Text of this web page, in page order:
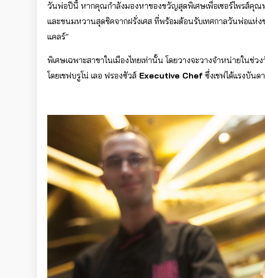
วันพ่อปีนี้ หากคุณกำลังมองหาของขวัญสุดพิเศษเพื่อเซอร์ไพรส์คุณ
และขนมหวานสุดชิคจากฝรั่งเศส ที่พร้อมต้อนรับเทศกาลวันพ่อแห่ง
แคลร์”
พิเศษเฉพาะสาขาในเมืองไทยเท่านั้น โดยวางจะวางจำหน่ายในช่
โดยเชฟบรูโน่ เลอ ฟรองซัวส์ Executive Chef ซึ่งเชฟได้แรงบันด